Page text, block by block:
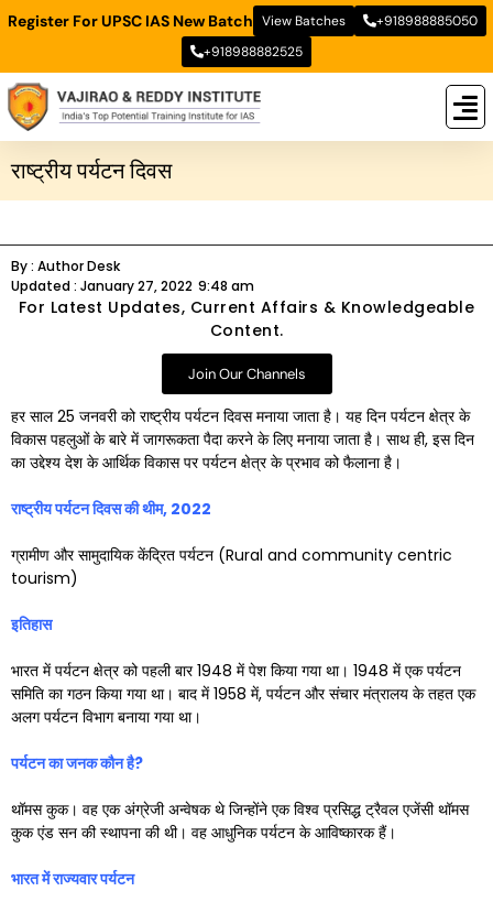
Register For UPSC IAS New Batch View Batches
+918988885050
+918988882525
राष्ट्रीय पर्यटन दिवस
By : Author Desk
Updated : January 27, 2022 9:48 am
For Latest Updates, Current Affairs & Knowledgeable
Content.
Join Our Channels
हर साल 25 जनवरी को राष्ट्रीय पर्यटन दिवस मनाया जाता है। यह दिन पर्यटन क्षेत्र के
विकास पहलुओं के बारे में जागरूकता पैदा करने के लिए मनाया जाता है। साथ ही, इस दिन
का उद्देश्य देश के आर्थिक विकास पर पर्यटन क्षेत्र के प्रभाव को फैलाना है।
राष्ट्रीय पर्यटन दिवस की थीम, 2022
ग्रामीण और सामुदायिक केंद्रित पर्यटन (Rural and community centric
tourism)
इतिहास
भारत में पर्यटन क्षेत्र को पहली बार 1948 में पेश किया गया था। 1948 में एक पर्यटन
समिति का गठन किया गया था। बाद में 1958 में, पर्यटन और संचार मंत्रालय के तहत एक
अलग पर्यटन विभाग बनाया गया था।
पर्यटन का जनक कौन है?
थॉमस कुक। वह एक अंग्रेजी अन्वेषक थे जिन्होंने एक विश्व प्रसिद्ध ट्रैवल एजेंसी थॉमस
कुक एंड सन की स्थापना की थी। वह आधुनिक पर्यटन के आविष्कारक हैं।
भारत में राज्यवार पर्यटन